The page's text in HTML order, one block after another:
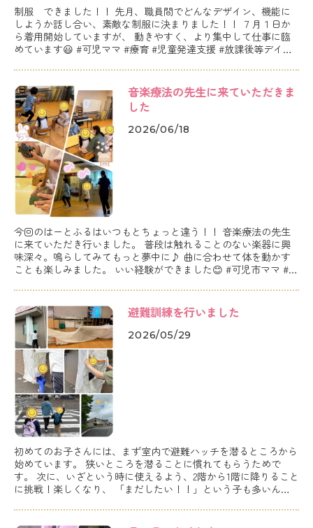
制服 できました！！ 先月、職員間でどんなデザイン、機能に
しようか話し合い、素敵な制服に決まりました！！ ７月１日か
ら着用開始していますが、 動きやすく、より集中して仕事に臨
めています😃 #可児ママ #療育 #児童発達支援 #放課後等デイサ
2026/06/18
音楽療法の先生に来ていただきま
した
今回のはーとふるはいつもとちょっと違う！！ 音楽療法の先生
に来ていただき行いました。 普段は触れることのない楽器に興
味深々。鳴らしてみてもっと夢中に♪ 曲に合わせて体を動かす
ことも楽しみました。 いい経験ができました😊 #可児市ママ #は
2026/05/29
避難訓練を行いました
初めてのお子さんには、まず室内で避難ハッチを潜るところから
始めています。 狭いところを潜ることに慣れてもらうためで
す。 次に、いざという時に使えるよう、2階から1階に降りること
に挑戦！楽しくなり、 「まだしたい！！」という子も多いんで
お子さんに経験してもらえるよう段階を踏んで行なっています。